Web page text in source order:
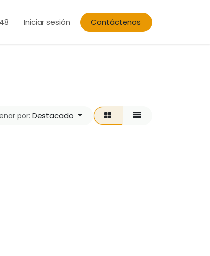
Iniciar sesión Contáctenos
por: Destacado